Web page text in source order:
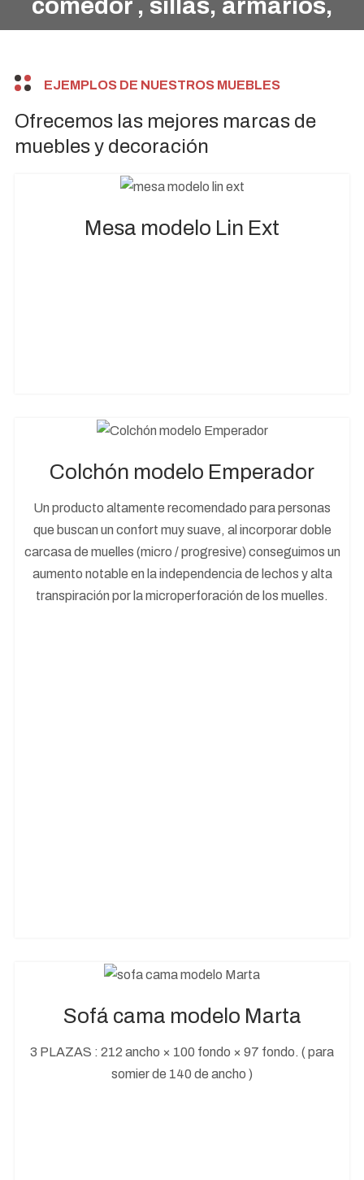
comedor , sillas, armarios,
EJEMPLOS DE NUESTROS MUEBLES
Ofrecemos las mejores marcas de
muebles y decoración
Mesa modelo Lin Ext
Colchón modelo Emperador
Un producto altamente recomendado para personas
que buscan un confort muy suave, al incorporar doble
carcasa de muelles (micro / progresive) conseguimos un
aumento notable en la independencia de lechos y alta
transpiración por la microperforación de los muelles.
Sofá cama modelo Marta
3 PLAZAS : 212 ancho × 100 fondo × 97 fondo. ( para
somier de 140 de ancho )